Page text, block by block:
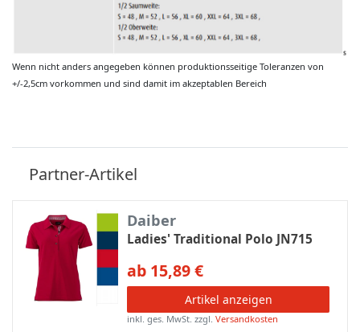
Wenn nicht anders angegeben können produktionsseitige Toleranzen von
+/-2,5cm vorkommen und sind damit im akzeptablen Bereich
Partner-Artikel
Daiber
Ladies' Traditional Polo JN715
ab 15,89 €
Artikel anzeigen
inkl. ges. MwSt. zzgl.Versandkosten